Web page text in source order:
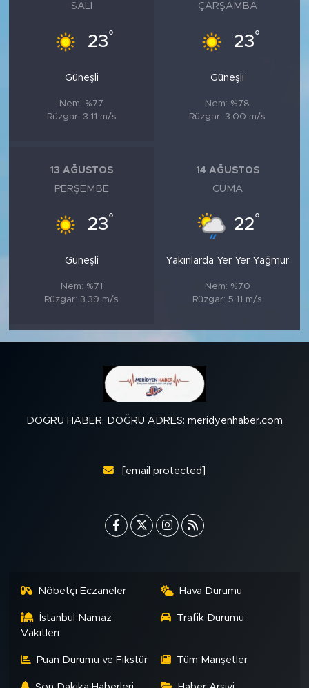
SALI
23°
Güneşli
Nem: %77
Rüzgar: 3.11 m/s
ÇARŞAMBA
23°
Güneşli
Nem: %78
Rüzgar: 3.00 m/s
13 AĞUSTOS
PERŞEMBE
23°
Güneşli
Nem: %71
Rüzgar: 3.39 m/s
14 AĞUSTOS
CUMA
22°
Yakınlarda Yer Yer Yağmur
Nem: %70
Rüzgar: 5.11 m/s
DOĞRU HABER, DOĞRU ADRES: meridyenhaber.com
[email protected]
Nöbetçi Eczaneler Hava Durumu
İstanbul Namaz
Vakitleri
Trafik Durumu
Puan Durumu ve Fikstür Tüm Manşetler